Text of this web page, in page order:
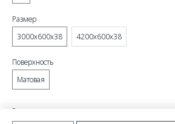
Размер
3000х600х38
4200х600х38
Поверхность
Матовая
Этот товар доступен только по